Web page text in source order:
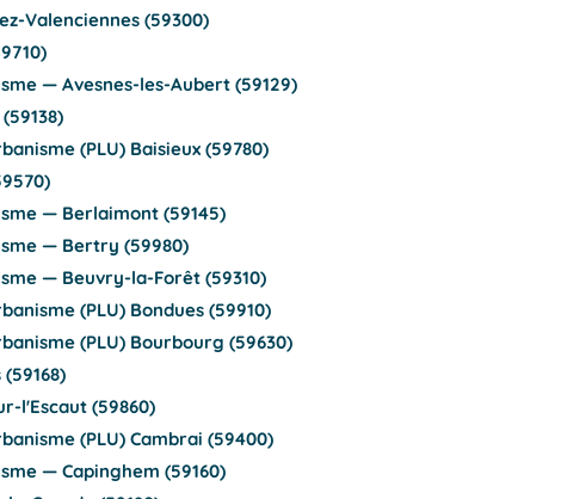
Valenciennes (59300)
— Avesnes-les-Aubert (59129)
(PLU) Baisieux (59780)
— Berlaimont (59145)
— Bertry (59980)
— Beuvry-la-Forêt (59310)
(PLU) Bondues (59910)
(PLU) Bourbourg (59630)
(59168)
l'Escaut (59860)
(PLU) Cambrai (59400)
— Capinghem (59160)